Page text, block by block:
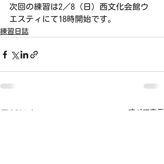
次回の練習は2／8（日）西文化会館ウ
エスティにて18時開始です。
練習日誌
すべて表示